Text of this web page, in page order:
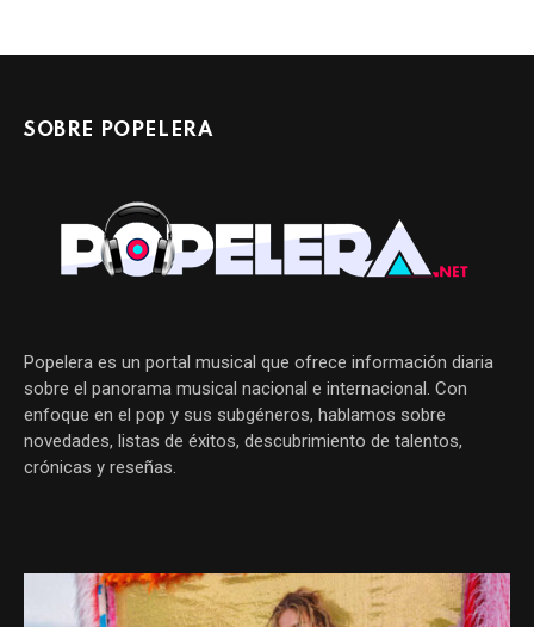
SOBRE POPELERA
Popelera es un portal musical que ofrece información diaria
sobre el panorama musical nacional e internacional. Con
enfoque en el pop y sus subgéneros, hablamos sobre
novedades, listas de éxitos, descubrimiento de talentos,
crónicas y reseñas.